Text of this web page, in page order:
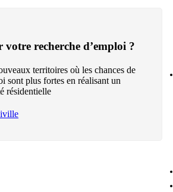
votre recherche d’emploi ?
territoires où les chances de
sont plus fortes en réalisant un
résidentielle